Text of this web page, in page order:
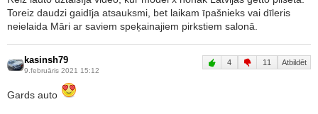
Toreiz daudzi gaidīja atsauksmi, bet laikam īpašnieks vai dīleris
neielaida Māri ar saviem speķainajiem pirkstiem salonā.
kasinsh79
9.februāris 2021 15:12
4 11 Atbildēt
Gards auto